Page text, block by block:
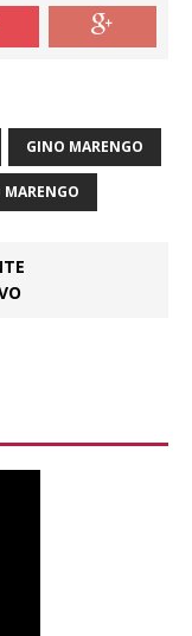
GINO MARENGO